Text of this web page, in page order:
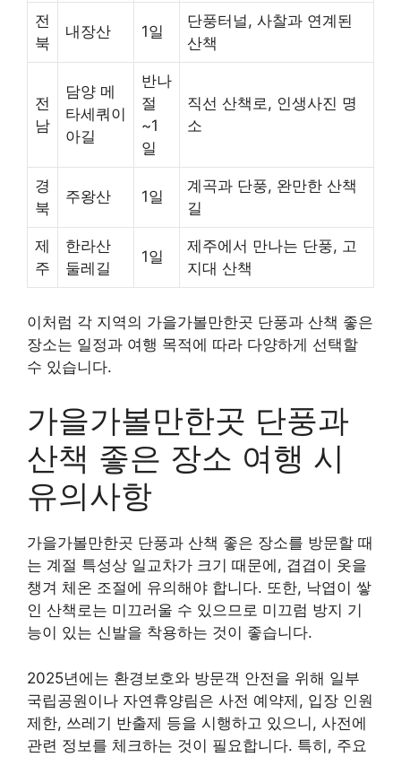
전
북
내장산 1일
단풍터널, 사찰과 연계된
산책
전
남
담양 메
타세쿼이
아길
반나
절
~1
일
직선 산책로, 인생사진 명
소
경
북
주왕산 1일
계곡과 단풍, 완만한 산책
길
제
주
한라산
둘레길
1일
제주에서 만나는 단풍, 고
지대 산책
이처럼 각 지역의 가을가볼만한곳 단풍과 산책 좋은
장소는 일정과 여행 목적에 따라 다양하게 선택할
수 있습니다.
가을가볼만한곳 단풍과
산책 좋은 장소 여행 시
유의사항
가을가볼만한곳 단풍과 산책 좋은 장소를 방문할 때
는 계절 특성상 일교차가 크기 때문에, 겹겹이 옷을
챙겨 체온 조절에 유의해야 합니다. 또한, 낙엽이 쌓
인 산책로는 미끄러울 수 있으므로 미끄럼 방지 기
능이 있는 신발을 착용하는 것이 좋습니다.
2025년에는 환경보호와 방문객 안전을 위해 일부
국립공원이나 자연휴양림은 사전 예약제, 입장 인원
제한, 쓰레기 반출제 등을 시행하고 있으니, 사전에
관련 정보를 체크하는 것이 필요합니다. 특히, 주요